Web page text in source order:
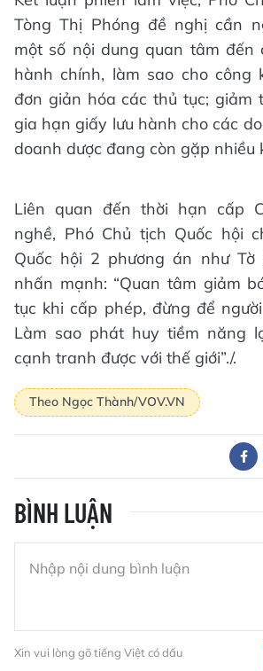
Tòng Thị Phóng đề nghị cần
một số nội dung quan tâm đến
hành chính, làm sao cho công
đơn giản hóa các thủ tục; giảm
gia hạn giấy lưu hành cho các
doanh dược đang còn gặp nhiều
Liên quan đến thời hạn cấp
nghề, Phó Chủ tịch Quốc hội
Quốc hội 2 phương án như Tờ
nhấn mạnh: “Quan tâm giảm
tục khi cấp phép, đừng để
Làm sao phát huy tiềm năng
cạnh tranh được với thế giới”./.
Theo Ngọc Thành/VOV.VN
BÌNH LUẬN
Xin vui lòng gõ tiếng Việt có dấu